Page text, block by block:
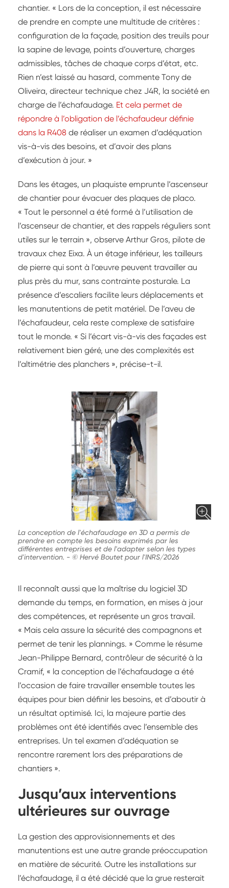
chantier. « Lors de la conception, il est nécessaire
de prendre en compte une multitude de critères :
configuration de la façade, position des treuils pour
la sapine de levage, points d’ouverture, charges
admissibles, tâches de chaque corps d’état, etc.
Rien n’est laissé au hasard, commente Tony de
Oliveira, directeur technique chez J4R, la société en
charge de l’échafaudage. Et cela permet de
répondre à l’obligation de l’échafaudeur définie
dans la R408 de réaliser un examen d’adéquation
vis-à-vis des besoins, et d’avoir des plans
d’exécution à jour. »
Dans les étages, un plaquiste emprunte l’ascenseur
de chantier pour évacuer des plaques de placo.
« Tout le personnel a été formé à l’utilisation de
l’ascenseur de chantier, et des rappels réguliers sont
utiles sur le terrain », observe Arthur Gros, pilote de
travaux chez Eixa. À un étage inférieur, les tailleurs
de pierre qui sont à l’œuvre peuvent travailler au
plus près du mur, sans contrainte posturale. La
présence d’escaliers facilite leurs déplacements et
les manutentions de petit matériel. De l’aveu de
l’échafaudeur, cela reste complexe de satisfaire
tout le monde. « Si l’écart vis-à-vis des façades est
relativement bien géré, une des complexités est
l’altimétrie des planchers », précise-t-il.
La conception de l'échafaudage en 3D a permis de
prendre en compte les besoins exprimés par les
différentes entreprises et de l'adapter selon les types
d'intervention. - © Hervé Boutet pour l'INRS/2026
Il reconnaît aussi que la maîtrise du logiciel 3D
demande du temps, en formation, en mises à jour
des compétences, et représente un gros travail.
« Mais cela assure la sécurité des compagnons et
permet de tenir les plannings. » Comme le résume
Jean-Philippe Bernard, contrôleur de sécurité à la
Cramif, « la conception de l’échafaudage a été
l’occasion de faire travailler ensemble toutes les
équipes pour bien définir les besoins, et d’aboutir à
un résultat optimisé. Ici, la majeure partie des
problèmes ont été identifiés avec l’ensemble des
entreprises. Un tel examen d’adéquation se
rencontre rarement lors des préparations de
chantiers ».
Jusqu’aux interventions
ultérieures sur ouvrage
La gestion des approvisionnements et des
manutentions est une autre grande préoccupation
en matière de sécurité. Outre les installations sur
l’échafaudage, il a été décidé que la grue resterait